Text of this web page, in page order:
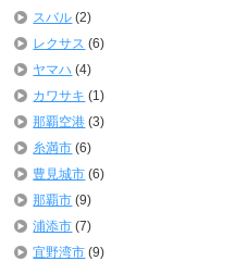
スバル (2)
レクサス (6)
ヤマハ (4)
カワサキ (1)
那覇空港 (3)
糸満市 (6)
豊見城市 (6)
那覇市 (9)
浦添市 (7)
宜野湾市 (9)